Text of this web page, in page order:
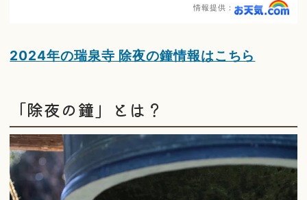
情報提供：
2024年の瑞泉寺 除夜の鐘情報はこちら
「除夜の鐘」とは？